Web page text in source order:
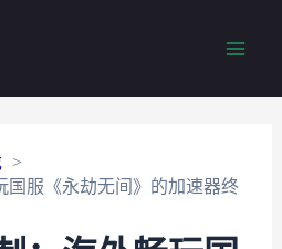
国服《永劫无间》的加速器终